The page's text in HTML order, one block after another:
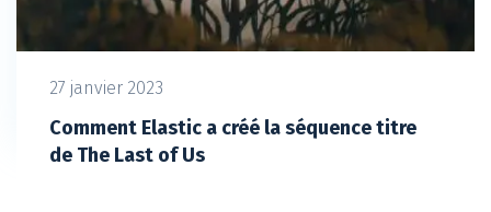
27 janvier 2023
Comment Elastic a créé la séquence titre
de The Last of Us